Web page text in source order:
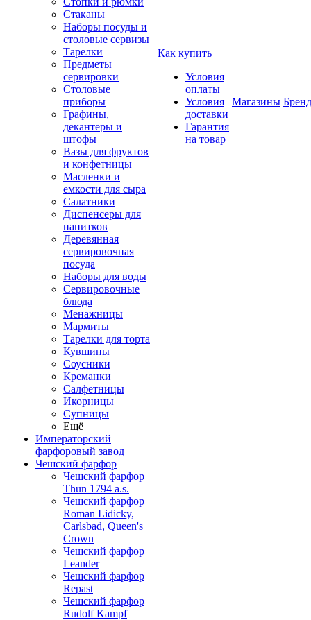
Стаканы
Наборы посуды и
столовые сервизы
Тарелки
Предметы
сервировки
Столовые
приборы
Графины,
декантеры и
штофы
Вазы для фруктов
и конфетницы
Масленки и
емкости для сыра
Салатники
Диспенсеры для
напитков
Деревянная
сервировочная
посуда
Наборы для воды
Сервировочные
блюда
Менажницы
Мармиты
Тарелки для торта
Кувшины
Соусники
Креманки
Салфетницы
Икорницы
Супницы
Ещё
Императорский
фарфоровый завод
Чешский фарфор
Чешский фарфор
Thun 1794 a.s.
Чешский фарфор
Roman Lidicky,
Carlsbad, Queen's
Crown
Чешский фарфор
Leander
Чешский фарфор
Repast
Чешский фарфор
Rudolf Kampf
Как купить
Условия
оплаты
Условия
доставки
Гарантия
на товар
Магазины